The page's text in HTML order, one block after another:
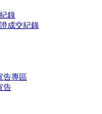
錄
成交紀錄
告專區
告